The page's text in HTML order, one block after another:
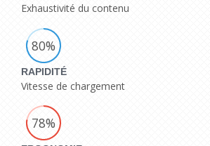
Exhaustivité du contenu
80%
RAPIDITÉ
Vitesse de chargement
78%